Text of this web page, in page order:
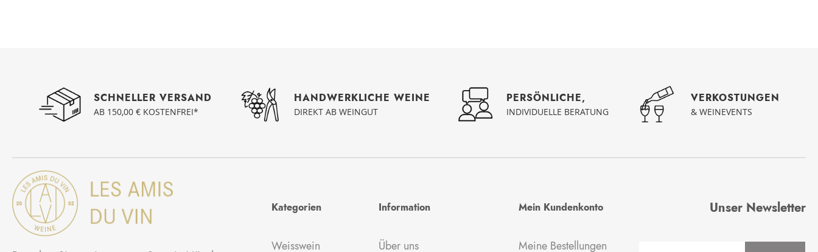
SCHNELLER VERSAND
AB 150,00 € KOSTENFREI*
HANDWERKLICHE WEINE
DIREKT AB WEINGUT
PERSÖNLICHE,
INDIVIDUELLE BERATUNG
VERKOSTUNGEN
& WEINEVENTS
Kategorien
Weisswein
Information
Über uns
Mein Kundenkonto
Meine Bestellungen
Unser Newsletter